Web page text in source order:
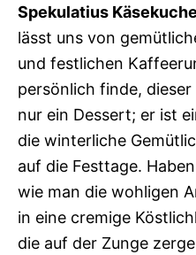
Spekulatius
lässt uns von
und festlichen
persönlich finde,
nur ein Dessert; er ist
die winterliche
auf die Festtage.
wie man die wohligen
in eine cremige
die auf der Zunge